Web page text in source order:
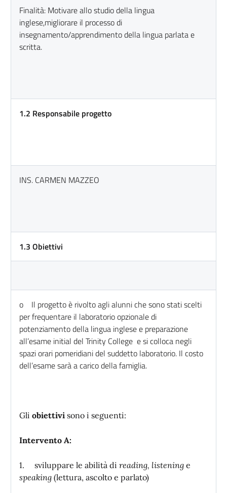
Finalità: Motivare allo studio della lingua
inglese,migliorare il processo di
insegnamento/apprendimento della lingua parlata e
scritta.
1.2 Responsabile progetto
INS. CARMEN MAZZEO
1.3 Obiettivi
o Il progetto è rivolto agli alunni che sono stati scelti
per frequentare il laboratorio opzionale di
potenziamento della lingua inglese e preparazione
all’esame initial del Trinity College e si colloca negli
spazi orari pomeridiani del suddetto laboratorio. Il costo
dell’esame sarà a carico della famiglia.
Gli obiettivi sono i seguenti:
Intervento A:
1. sviluppare le abilità di reading, listening e
speaking (lettura, ascolto e parlato)